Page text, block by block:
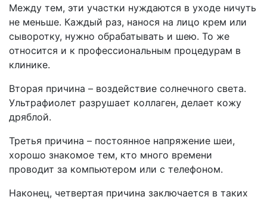
Между тем, эти участки нуждаются в уходе ничуть
не меньше. Каждый раз, нанося на лицо крем или
сыворотку, нужно обрабатывать и шею. То же
относится и к профессиональным процедурам в
клинике.
Вторая причина – воздействие солнечного света.
Ультрафиолет разрушает коллаген, делает кожу
дряблой.
Третья причина – постоянное напряжение шеи,
хорошо знакомое тем, кто много времени
проводит за компьютером или с телефоном.
Наконец, четвертая причина заключается в таких